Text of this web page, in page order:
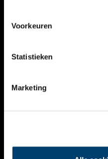
Voorkeuren
Statistieken
Marketing
KALENDER
THEMA’S
VIDEO’S
CONTACT